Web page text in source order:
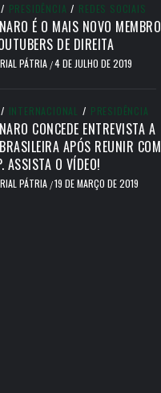
/ PRESIDÊNCIA / REDES SOCIAIS
É O MAIS NOVO MEMBRO
DE DIREITA
PÁTRIA /4 DE JULHO DE 2019
/ INTERNACIONAL / PRESIDÊNCIA
CONCEDE ENTREVISTA A
APÓS REUNIR COM
ASSISTA O VÍDEO!
PÁTRIA /19 DE MARÇO DE 2019